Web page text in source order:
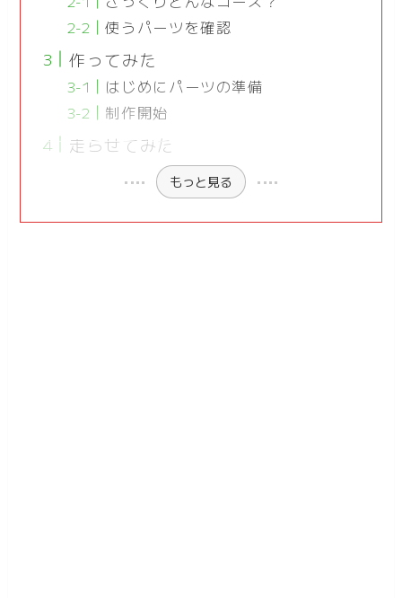
使うパーツを確認
作ってみた
はじめにパーツの準備
制作開始
走らせてみた
もっと見る